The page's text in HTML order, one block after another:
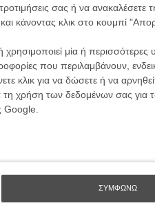
σας ή να ανακαλέσετε
κάνοντας κλικ στο κουμπί
μία ή περισσότερες
που περιλαμβάνουν,
κλικ για να δώσετε ή να
τη χρήση των δεδομένων σας
Google.
ΣΥΜΦΩΝΩ
είναι επιτέλους
ο Πρόεδρος μας
και πως
Πολέμους - με
επαναφέρει τη
πριν από
Ο
10